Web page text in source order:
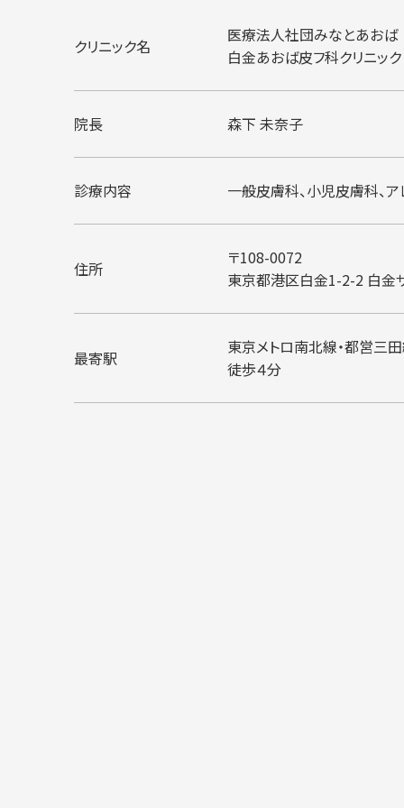
クリニック名
医療法人社団みなとあおば
白金あおば皮フ科クリニック
院長 森下 未奈子
診療内容 一般皮膚科、小児皮膚科、
住所
〒108-0072
東京都港区白金1-2-2 白金
最寄駅
東京メトロ南北線・都営三
徒歩４分